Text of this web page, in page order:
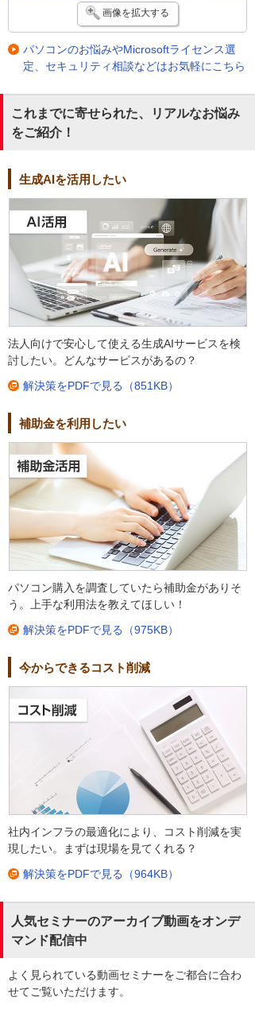
画像を拡大する
パソコンのお悩みやMicrosoftライセンス選
定、セキュリティ相談などはお気軽にこちら
これまでに寄せられた、リアルなお悩み
をご紹介！
生成AIを活用したい
法人向けで安心して使える生成AIサービスを検
討したい。どんなサービスがあるの？
解決策をPDFで見る（851KB）
補助金を利用したい
パソコン購入を調査していたら補助金がありそ
う。上手な利用法を教えてほしい！
解決策をPDFで見る（975KB）
今からできるコスト削減
社内インフラの最適化により、コスト削減を実
現したい。まずは現場を見てくれる？
解決策をPDFで見る（964KB）
人気セミナーのアーカイブ動画をオンデ
マンド配信中
よく見られている動画セミナーをご都合に合わ
せてご覧いただけます。